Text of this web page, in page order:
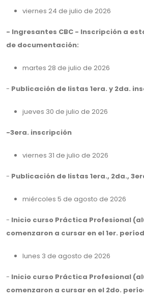
viernes 24 de julio de 2026
- Ingresantes CBC - Inscripción a
de documentación:
martes 28 de julio de 2026
- Publicación de listas 1era. y 2da.
jueves 30 de julio de 2026
-3era. inscripción
viernes 31 de julio de 2026
- Publicación de listas 1era., 2da.,
miércoles 5 de agosto de 2026
- Inicio curso Práctica Profesional
comenzaron a cursar en el 1er.
lunes 3 de agosto de 2026
- Inicio curso Práctica Profesional
comenzaron a cursar en el 2do.